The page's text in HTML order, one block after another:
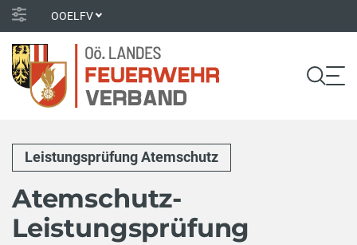
OOELFV
Leistungsprüfung Atemschutz
Atemschutz-
Leistungsprüfung